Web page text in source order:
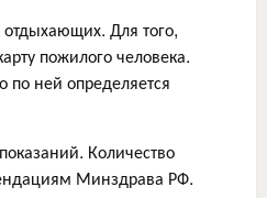
Для того,
пожилого человека.
ней определяется
Количество
Минздрава РФ.